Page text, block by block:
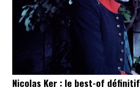
Nicolas Ker : le best-of définitif